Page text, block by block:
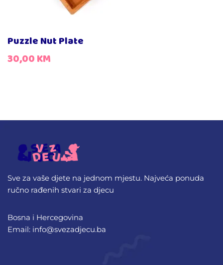
Puzzle Nut Plate
30,00KM
Sve za vaše djete na jednom mjestu. Najveća ponuda
ručno rađenih stvari za djecu
Bosna i Hercegovina
Email: info@svezadjecu.ba